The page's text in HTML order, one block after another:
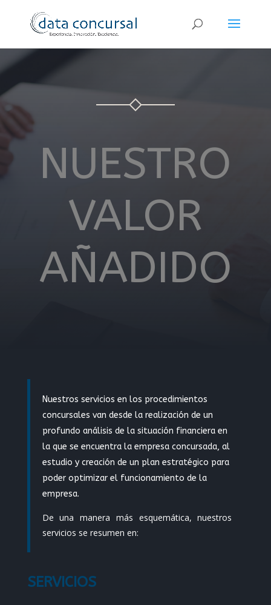
NUESTRO
VALOR
AÑADIDO
Nuestros servicios en los procedimientos
concursales van desde la realización de un
profundo análisis de la situación financiera en
la que se encuentra la empresa concursada, al
estudio y creación de un plan estratégico para
poder optimizar el funcionamiento de la
empresa.
De una manera más esquemática, nuestros
servicios se resumen en:
SERVICIOS